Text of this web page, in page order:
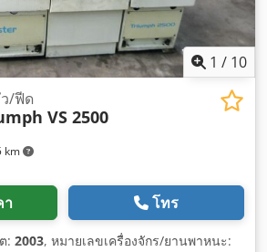
1 / 10
km
/ฟีด
VS 2500
า โทร
: 2003, หมายเลขเครื่องจักร/ยานพาหนะ: